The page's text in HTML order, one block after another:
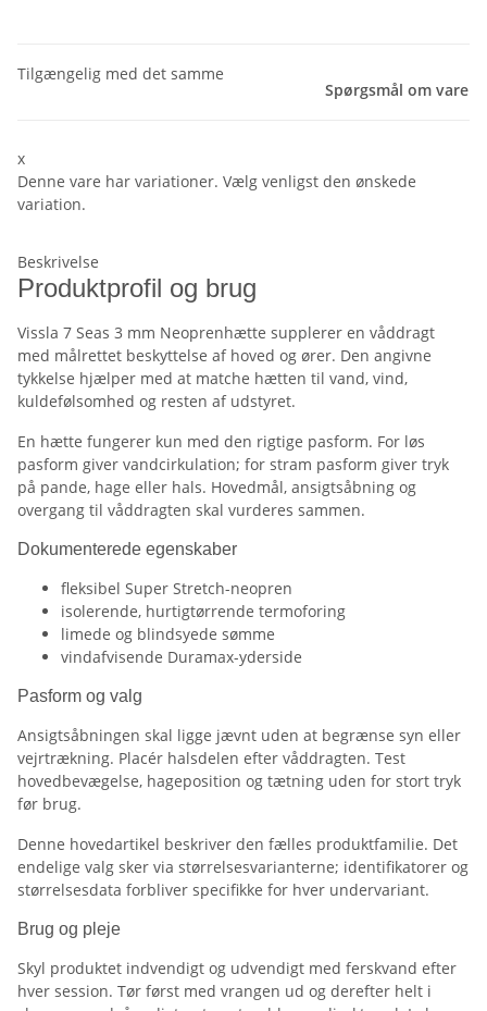
Tilgængelig med det samme
Spørgsmål om vare
x
Denne vare har variationer. Vælg venligst den ønskede
variation.
Beskrivelse
Produktprofil og brug
Vissla 7 Seas 3 mm Neoprenhætte supplerer en våddragt
med målrettet beskyttelse af hoved og ører. Den angivne
tykkelse hjælper med at matche hætten til vand, vind,
kuldefølsomhed og resten af udstyret.
En hætte fungerer kun med den rigtige pasform. For løs
pasform giver vandcirkulation; for stram pasform giver tryk
på pande, hage eller hals. Hovedmål, ansigtsåbning og
overgang til våddragten skal vurderes sammen.
Dokumenterede egenskaber
fleksibel Super Stretch-neopren
isolerende, hurtigtørrende termoforing
limede og blindsyede sømme
vindafvisende Duramax-yderside
Pasform og valg
Ansigtsåbningen skal ligge jævnt uden at begrænse syn eller
vejrtrækning. Placér halsdelen efter våddragten. Test
hovedbevægelse, hageposition og tætning uden for stort tryk
før brug.
Denne hovedartikel beskriver den fælles produktfamilie. Det
endelige valg sker via størrelsesvarianterne; identifikatorer og
størrelsesdata forbliver specifikke for hver undervariant.
Brug og pleje
Skyl produktet indvendigt og udvendigt med ferskvand efter
hver session. Tør først med vrangen ud og derefter helt i